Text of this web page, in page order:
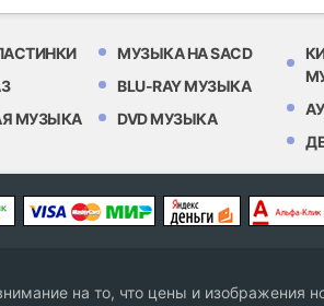
МУЗЫКА
МУЗЫКА НА SACD
BLU-RAY МУЗЫКА
DVD МУЗЫКА
на то, что цены и изображения